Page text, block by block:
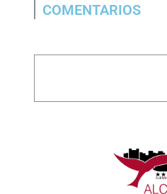
COMENTARIOS